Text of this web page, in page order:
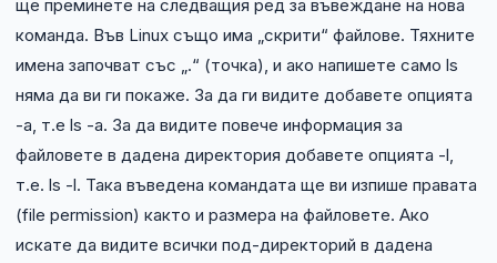
ще преминете на следващия ред за въвеждане на нова
команда. Във Linux също има „скрити“ файлове. Тяхните
имена започват със „.“ (точка), и ако напишете само ls
няма да ви ги покаже. За да ги видите добавете опцията
-a, т.е ls -a. За да видите повече информация за
файловете в дадена директория добавете опцията -l,
т.е. ls -l. Така въведена командата ще ви изпише правата
(file permission) както и размера на файловете. Ако
искате да видите всички под-директорий в дадена